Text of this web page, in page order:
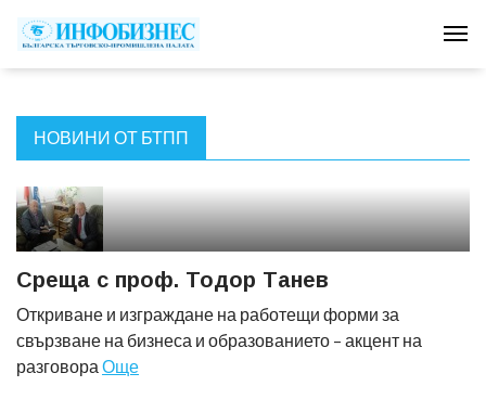
НОВИНИ ОТ БТПП
Среща с проф. Тодор Танев
Откриване и изграждане на работещи форми за
свързване на бизнеса и образованието – акцент на
разговора Още